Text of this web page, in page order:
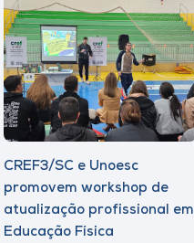
CREF3/SC e Unoesc
promovem workshop de
atualização profissional em
Educação Física